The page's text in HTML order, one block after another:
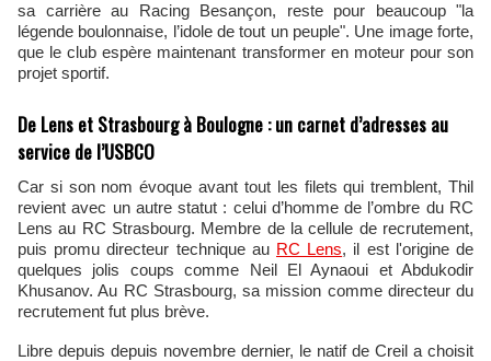
sa carrière au Racing Besançon, reste pour beaucoup "la
légende boulonnaise, l’idole de tout un peuple". Une image forte,
que le club espère maintenant transformer en moteur pour son
projet sportif.
De Lens et Strasbourg à Boulogne : un carnet d’adresses au
service de l’USBCO
Car si son nom évoque avant tout les filets qui tremblent, Thil
revient avec un autre statut : celui d’homme de l’ombre du RC
Lens au RC Strasbourg. Membre de la cellule de recrutement,
puis promu directeur technique au RC Lens, il est l'origine de
quelques jolis coups comme Neil El Aynaoui et Abdukodir
Khusanov. Au RC Strasbourg, sa mission comme directeur du
recrutement fut plus brève.
Libre depuis depuis novembre dernier, le natif de Creil a choisit